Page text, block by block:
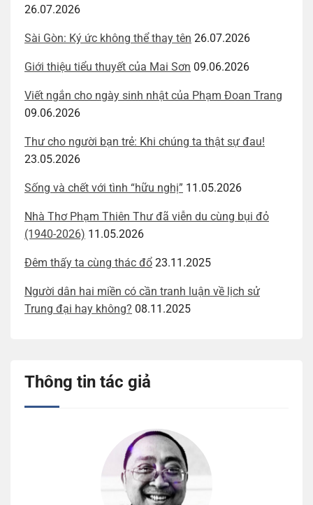
26.07.2026
Sài Gòn: Ký ức không thể thay tên 26.07.2026
Giới thiệu tiểu thuyết của Mai Sơn 09.06.2026
Viết ngắn cho ngày sinh nhật của Phạm Đoan Trang
09.06.2026
Thư cho người bạn trẻ: Khi chúng ta thật sự đau!
23.05.2026
Sống và chết với tình “hữu nghị” 11.05.2026
Nhà Thơ Phạm Thiên Thư đã viễn du cùng bụi đỏ
(1940-2026) 11.05.2026
Đêm thấy ta cùng thác đổ 23.11.2025
Người dân hai miền có cần tranh luận về lịch sử
Trung đại hay không? 08.11.2025
Thông tin tác giả